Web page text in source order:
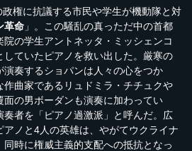
権に抗議する市民や学生が機動隊と対
革命 」。この騒乱の真っただ中の首都
の学生アントネッタ・ミッシェンコ
ていたピアノを救い出した。厳寒の
演奏するショパンは人々の心をつか
曲家であるリュドミラ・チチュクや
の男ボーダンも演奏に加わってい
奏者を「ピアノ過激派」と呼んだ。広
ノと4人の英雄は、やがてウクライナ
同時に権威主義的支配への抵抗となっ